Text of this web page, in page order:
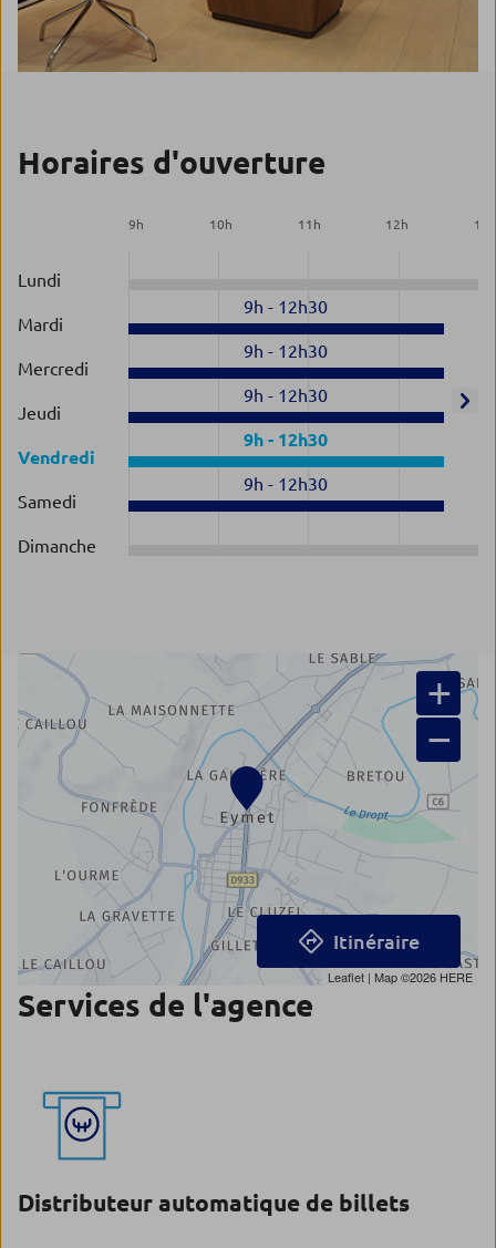
Horaires d'ouverture
9h 10h 11 h 12h 13
Lundi
Mardi
9h - 12h30
Mercredi
9h - 12h30
Jeudi
9h - 12h30
Vendredi
9h - 12h30
Samedi
9h - 12h30
Dimanche
+
−
Leaflet | Map ©2026 HERE
Itinéraire
Services de l'agence
Distributeur automatique de billets